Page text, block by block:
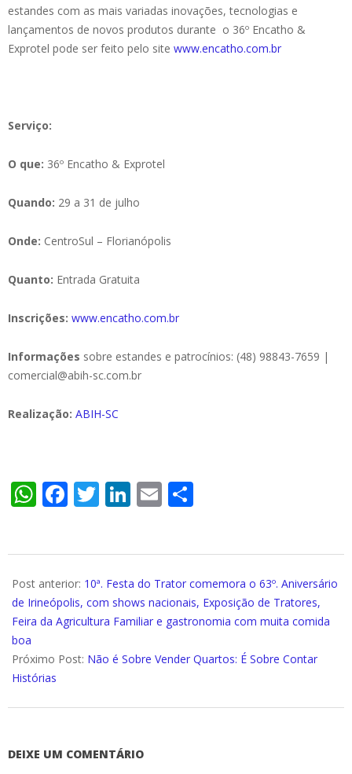
estandes com as mais variadas inovações, tecnologias e
lançamentos de novos produtos durante o 36º Encatho &
Exprotel pode ser feito pelo site www.encatho.com.br
Serviço:
O que: 36º Encatho & Exprotel
Quando: 29 a 31 de julho
Onde: CentroSul – Florianópolis
Quanto: Entrada Gratuita
Inscrições: www.encatho.com.br
Informações sobre estandes e patrocínios: (48) 98843-7659 |
comercial@abih-sc.com.br
Realização: ABIH-SC
WhatsApp
Facebook
Twitter
LinkedIn
Email
07-
16
Post anterior: 10ª. Festa do Trator comemora o 63º. Aniversário
de Irineópolis, com shows nacionais, Exposição de Tratores,
Feira da Agricultura Familiar e gastronomia com muita comida
boa
Próximo Post: Não é Sobre Vender Quartos: É Sobre Contar
Histórias
DEIXE UM COMENTÁRIO